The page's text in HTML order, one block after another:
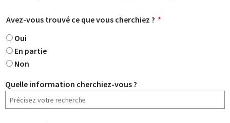
Avez-vous trouvé ce que vous cherchiez ? *
Oui
En partie
Non
Quelle information cherchiez-vous ?